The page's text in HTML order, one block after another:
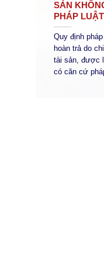
SẢN
PHÁP LUẬT
Quy định
hoàn trả do
tài sản, được
có căn cứ